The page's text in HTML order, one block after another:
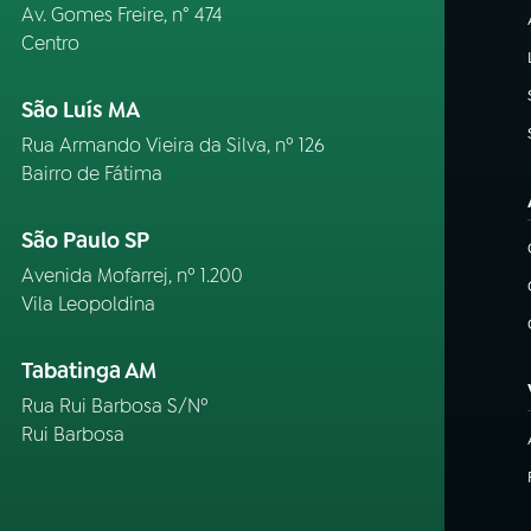
Av. Gomes Freire, n° 474
Centro
São Luís MA
Rua Armando Vieira da Silva, nº 126
Bairro de Fátima
São Paulo SP
Avenida Mofarrej, nº 1.200
Vila Leopoldina
Tabatinga AM
Rua Rui Barbosa S/Nº
Rui Barbosa